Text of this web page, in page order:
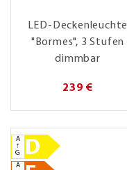
LED-Deckenleuchte
"Bormes", 3 Stufen
dimmbar
239 €
A
↑
G
D
A